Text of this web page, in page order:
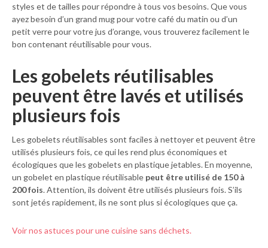
styles et de tailles pour répondre à tous vos besoins. Que vous
ayez besoin d’un grand mug pour votre café du matin ou d’un
petit verre pour votre jus d’orange, vous trouverez facilement le
bon contenant réutilisable pour vous.
Les gobelets réutilisables
peuvent être lavés et utilisés
plusieurs fois
Les gobelets réutilisables sont faciles à nettoyer et peuvent être
utilisés plusieurs fois, ce qui les rend plus économiques et
écologiques que les gobelets en plastique jetables. En moyenne,
un gobelet en plastique réutilisable peut être utilisé de 150 à
200 fois. Attention, ils doivent être utilisés plusieurs fois. S’ils
sont jetés rapidement, ils ne sont plus si écologiques que ça.
Voir nos astuces pour une cuisine sans déchets.